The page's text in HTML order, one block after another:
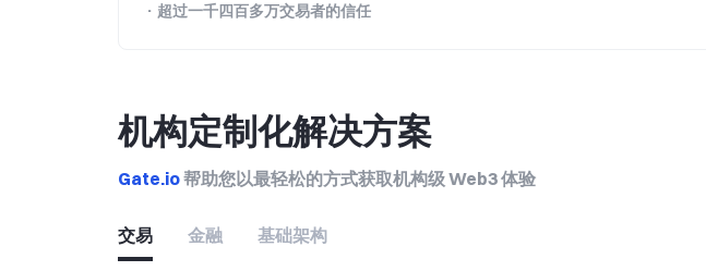
· 超过一千四百多万交易者的信任
机构定制化解决方案
Gate.io帮助您以最轻松的方式获取机构级 Web3 体验
交易 金融 基础架构